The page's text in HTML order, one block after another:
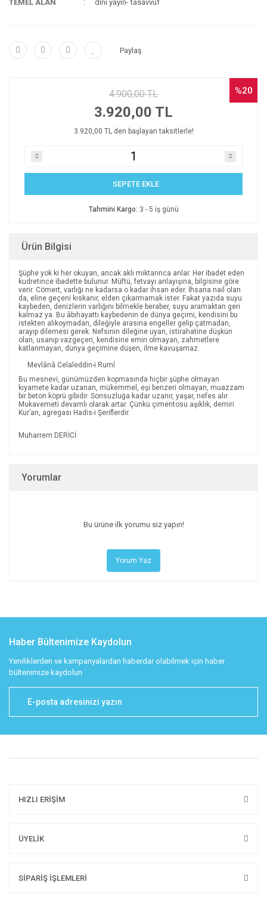
TEMEL ALAN
dini yayın- tasavvuf
Paylaş
%20
4.900,00 TL
3.920,00 TL
3.920,00 TL den başlayan taksitlerle!
SEPETE EKLE
Tahmini Kargo: 3 - 5 iş günü
Ürün Bilgisi
Şüphe yok ki her okuyan, ancak aklı miktarınca anlar. Her ibadet eden
kudretince ibadette bulunur. Müftü, fetvayı anlayışına, bilgisine göre
verir. Cömert, varlığı ne kadarsa o kadar ihsan eder. İhsana nail olan
da, eline geçeni kıskanır, elden çıkarmamak ister. Fakat yazıda suyu
kaybeden, denizlerin varlığını bilmekle beraber, suyu aramaktan geri
kalmaz ya. Bu âbıhayattı kaybedenin de dünya geçimi, kendisini bu
istekten alıkoymadan, dileğiyle arasına engeller gelip çatmadan,
arayıp dilemesi gerek. Nefsinin dileğine uyan, istirahatine düşkün
olan, usanıp vazgeçen, kendisine emin olmayan, zahmetlere
katlanmayan, dünya geçimine düşen, ilme kavuşamaz.
Mevlânâ Celaleddin-i Rumî
Bu mesnevi, günümüzden kopmasında hiçbir şüphe olmayan
kıyamete kadar uzanan, mükemmel, eşi benzeri olmayan, muazzam
bir beton köprü gibidir. Sonsuzluğa kadar uzanır, yaşar, nefes alır.
Mukavemeti devamlı olarak artar. Çünkü çimentosu aşıklık, demiri
Kur’an, agregası Hadis-i Şeriflerdir.
Muharrem DERİCİ
Yorumlar
Bu ürüne ilk yorumu siz yapın!
Yorum Yaz
Haber Bültenimize Kaydolun
Yeniliklerden ve kampanyalardan haberdar olabilmek için haber
bültenimize kaydolun
HIZLI ERİŞİM
ÜYELİK
SİPARİŞ İŞLEMLERİ